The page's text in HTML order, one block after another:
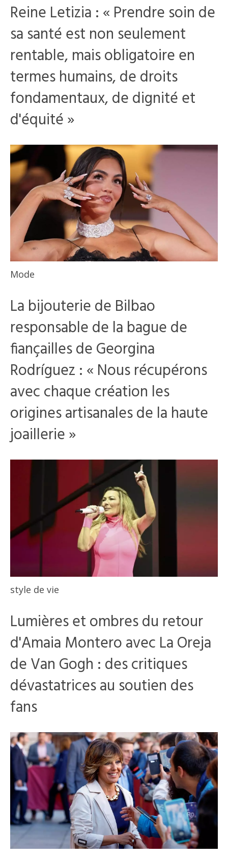
Reine Letizia : « Prendre soin de
sa santé est non seulement
rentable, mais obligatoire en
termes humains, de droits
fondamentaux, de dignité et
d'équité »
Mode
La bijouterie de Bilbao
responsable de la bague de
fiançailles de Georgina
Rodríguez : « Nous récupérons
avec chaque création les
origines artisanales de la haute
joaillerie »
style de vie
Lumières et ombres du retour
d'Amaia Montero avec La Oreja
de Van Gogh : des critiques
dévastatrices au soutien des
fans